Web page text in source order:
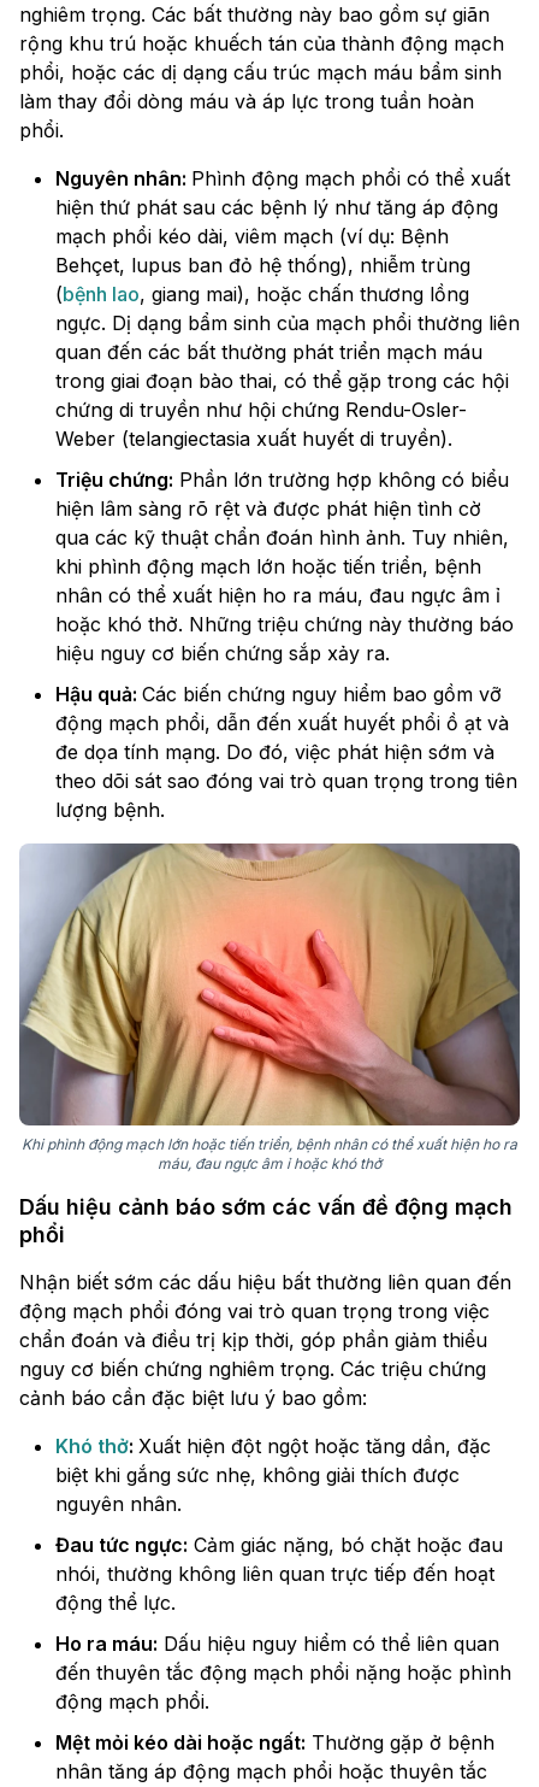
nghiêm trọng. Các bất thường này bao gồm sự giãn
rộng khu trú hoặc khuếch tán của thành động mạch
phổi, hoặc các dị dạng cấu trúc mạch máu bẩm sinh
làm thay đổi dòng máu và áp lực trong tuần hoàn
phổi.
Nguyên nhân: Phình động mạch phổi có thể xuất
hiện thứ phát sau các bệnh lý như tăng áp động
mạch phổi kéo dài, viêm mạch (ví dụ: Bệnh
Behçet, lupus ban đỏ hệ thống), nhiễm trùng
(bệnh lao, giang mai), hoặc chấn thương lồng
ngực. Dị dạng bẩm sinh của mạch phổi thường liên
quan đến các bất thường phát triển mạch máu
trong giai đoạn bào thai, có thể gặp trong các hội
chứng di truyền như hội chứng Rendu-Osler-
Weber (telangiectasia xuất huyết di truyền).
Triệu chứng: Phần lớn trường hợp không có biểu
hiện lâm sàng rõ rệt và được phát hiện tình cờ
qua các kỹ thuật chẩn đoán hình ảnh. Tuy nhiên,
khi phình động mạch lớn hoặc tiến triển, bệnh
nhân có thể xuất hiện ho ra máu, đau ngực âm ỉ
hoặc khó thở. Những triệu chứng này thường báo
hiệu nguy cơ biến chứng sắp xảy ra.
Hậu quả: Các biến chứng nguy hiểm bao gồm vỡ
động mạch phổi, dẫn đến xuất huyết phổi ồ ạt và
đe dọa tính mạng. Do đó, việc phát hiện sớm và
theo dõi sát sao đóng vai trò quan trọng trong tiên
lượng bệnh.
Khi phình động mạch lớn hoặc tiến triển, bệnh nhân có thể xuất hiện ho ra
máu, đau ngực âm ỉ hoặc khó thở
Dấu hiệu cảnh báo sớm các vấn đề động mạch
phổi
Nhận biết sớm các dấu hiệu bất thường liên quan đến
động mạch phổi đóng vai trò quan trọng trong việc
chẩn đoán và điều trị kịp thời, góp phần giảm thiểu
nguy cơ biến chứng nghiêm trọng. Các triệu chứng
cảnh báo cần đặc biệt lưu ý bao gồm:
Khó thở: Xuất hiện đột ngột hoặc tăng dần, đặc
biệt khi gắng sức nhẹ, không giải thích được
nguyên nhân.
Đau tức ngực: Cảm giác nặng, bó chặt hoặc đau
nhói, thường không liên quan trực tiếp đến hoạt
động thể lực.
Ho ra máu: Dấu hiệu nguy hiểm có thể liên quan
đến thuyên tắc động mạch phổi nặng hoặc phình
động mạch phổi.
Mệt mỏi kéo dài hoặc ngất: Thường gặp ở bệnh
nhân tăng áp động mạch phổi hoặc thuyên tắc